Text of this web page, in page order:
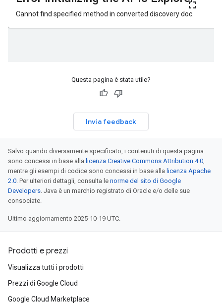
Questa pagina è stata utile?
Invia feedback
Salvo quando diversamente specificato, i contenuti di questa pagina
sono concessi in base alla licenza Creative Commons Attribution 4.0,
mentre gli esempi di codice sono concessi in base alla licenza Apache
2.0. Per ulteriori dettagli, consulta le norme del sito di Google
Developers. Java è un marchio registrato di Oracle e/o delle sue
consociate.
Ultimo aggiornamento 2025-10-19 UTC.
Prodotti e prezzi
Visualizza tutti i prodotti
Prezzi di Google Cloud
Google Cloud Marketplace